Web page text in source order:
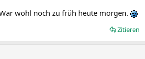
· platomav/MCExtractor
wohl noch zu früh heute morgen.
Zitieren